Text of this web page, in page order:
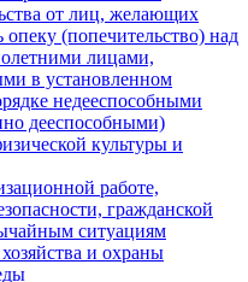
от лиц, желающих
опеку (попечительство) над
лицами,
в установленном
недееспособными
дееспособными)
культуры и
работе,
гражданской
ситуациям
и охраны